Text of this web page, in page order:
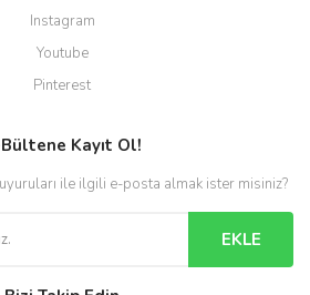
Instagram
Youtube
Pinterest
Kayıt Ol!
ile ilgili e-posta almak ister misiniz?
EKLE